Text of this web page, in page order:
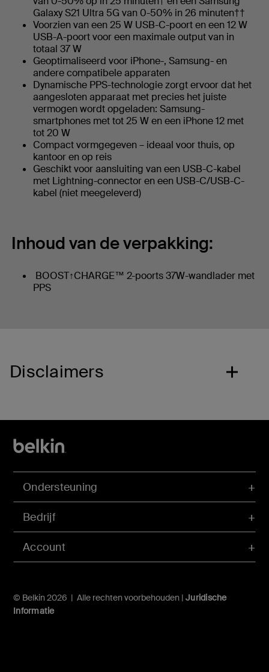
Galaxy S21 Ultra 5G van 0-50% in 26 minuten††
Voorzien van een 25 W USB-C-poort en een 12 W
USB-A-poort voor een maximale output van in
totaal 37 W
Geoptimaliseerd voor iPhone-, Samsung- en
andere compatibele apparaten
Dynamische PPS-technologie zorgt ervoor dat het
aangesloten apparaat met precies het juiste
vermogen wordt opgeladen: Samsung-
smartphones met tot 25 W en een iPhone 12 met
tot 20 W
Compact vormgegeven – ideaal voor thuis, op
kantoor en op reis
Geschikt voor aansluiting van een USB-C-kabel
met Lightning-connector en een USB-C/USB-C-
kabel (niet meegeleverd)
Inhoud van de verpakking:
BOOST↑CHARGE™ 2-poorts 37W-wandlader met
PPS
Disclaimers
Account
Ondersteuning
Bedrijf
© Belkin 2026 | Alle rechten voorbehouden | Juridische
Informatie